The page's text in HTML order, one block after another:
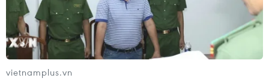
vietnamplus.vn